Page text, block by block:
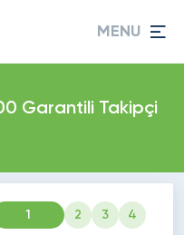
MENU
Garantili Takipçi
1 2 3 4